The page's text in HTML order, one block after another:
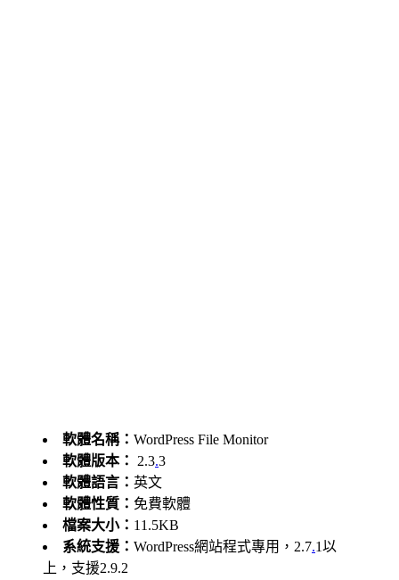
軟體名稱： WordPress File Monitor
軟體版本：
2.3.3
軟體語言： 英文
軟體性質： 免費軟體
檔案大小： 11.5KB
系統支援： WordPress網站程式專用，2.7.1以
上，支援2.9.2